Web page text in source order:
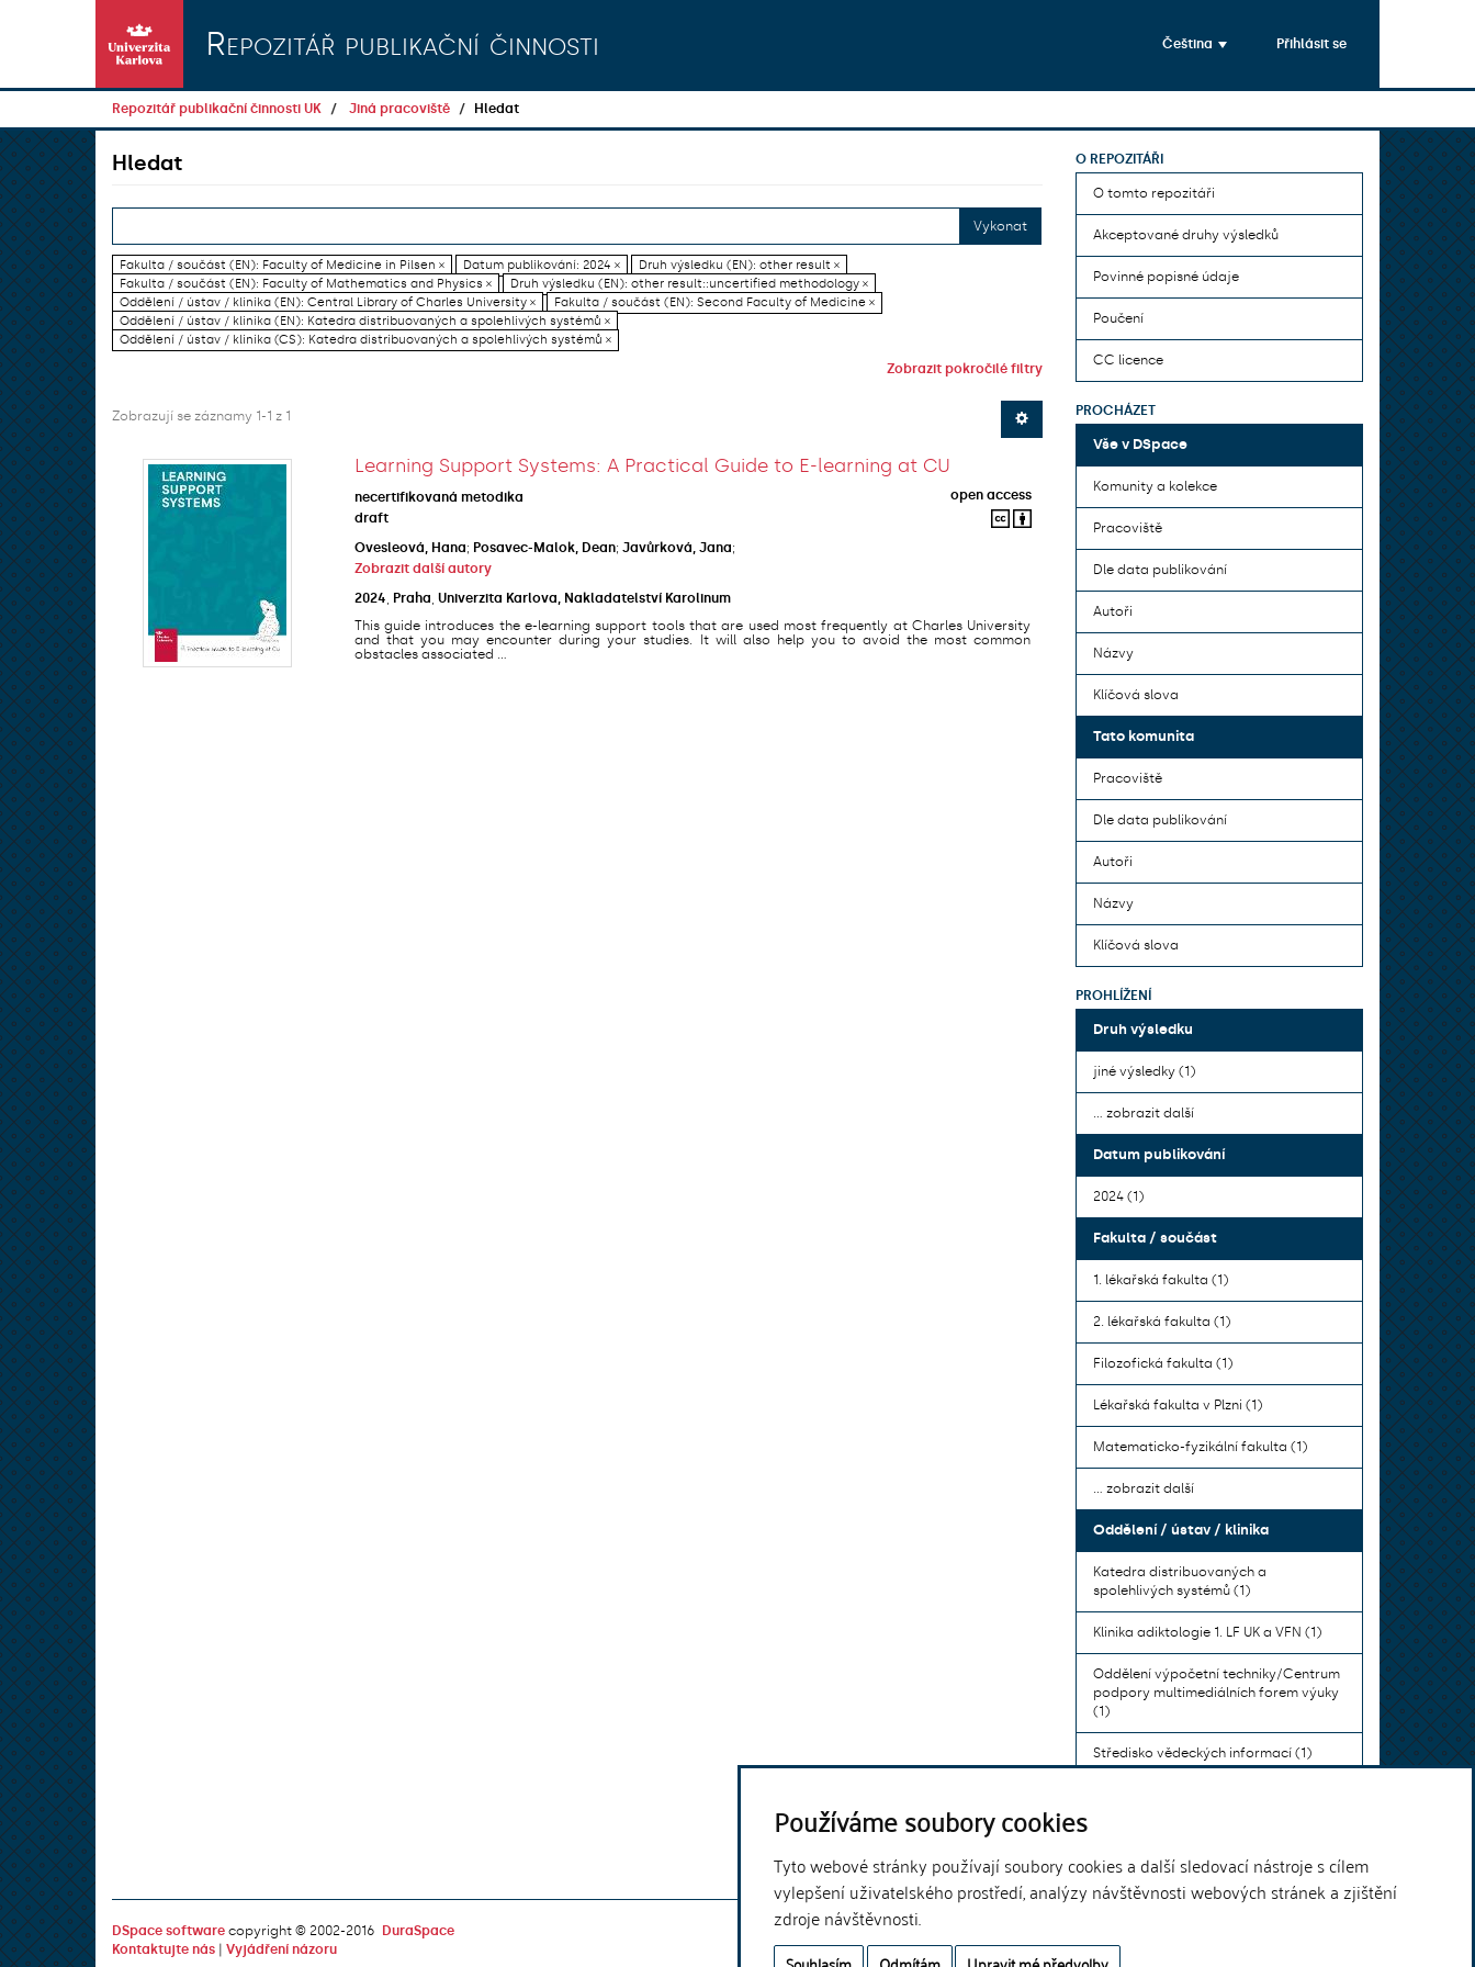
Používáme soubory cookies
Tyto webové stránky používají soubory cookies a další sledovací nástroje s cílem
vylepšení uživatelského prostředí, analýzy návštěvnosti webových stránek a zjištění
zdroje návštěvnosti.
Repozitář publikační činnosti Čeština Přihlásit se
Repozitář publikační činnosti UK Jiná pracoviště Hledat
Hledat
Vykonat
Fakulta / součást (EN): Faculty of Medicine in Pilsen × Datum publikování: 2024 ×
Druh výsledku (EN): other result ×
Fakulta / součást (EN): Faculty of Mathematics and Physics ×
Druh výsledku (EN): other result::uncertified methodology ×
Oddělení / ústav / klinika (EN): Central Library of Charles University ×
Fakulta / součást (EN): Second Faculty of Medicine ×
Oddělení / ústav / klinika (EN): Katedra distribuovaných a spolehlivých systémů ×
Oddělení / ústav / klinika (CS): Katedra distribuovaných a spolehlivých systémů ×
Zobrazit pokročilé filtry
Zobrazují se záznamy 1-1 z 1
Learning Support Systems: A Practical Guide to E-learning at CU
necertifikovaná metodika
open access
draft
Ovesleová, Hana; Posavec-Malok, Dean; Javůrková, Jana;
Zobrazit další autory
2024
Praha Univerzita Karlova, Nakladatelství Karolinum
This guide introduces the e-learning support tools that are used most frequently at Charles University
and that you may encounter during your studies. It will also help you to avoid the most common
obstacles associated ...
O REPOZITÁŘI
O tomto repozitáři
Akceptované druhy výsledků
Povinné popisné údaje
Poučení
CC licence
PROCHÁZET
Vše v DSpace
Komunity a kolekce
Pracoviště
Dle data publikování
Autoři
Názvy
Klíčová slova
Tato komunita
Pracoviště
Dle data publikování
Autoři
Názvy
Klíčová slova
PROHLÍŽENÍ
Druh výsledku
jiné výsledky (1)
... zobrazit další
Datum publikování
2024 (1)
Fakulta / součást
1. lékařská fakulta (1)
2. lékařská fakulta (1)
Filozofická fakulta (1)
Lékařská fakulta v Plzni (1)
Matematicko-fyzikální fakulta (1)
... zobrazit další
Oddělení / ústav / klinika
Katedra distribuovaných a
spolehlivých systémů (1)
Klinika adiktologie 1. LF UK a VFN (1)
Oddělení výpočetní techniky/Centrum
podpory multimediálních forem výuky
(1)
Středisko vědeckých informací (1)
DSpace software copyright © 2002-2016
DuraSpace
Kontaktujte nás
Vyjádření názoru